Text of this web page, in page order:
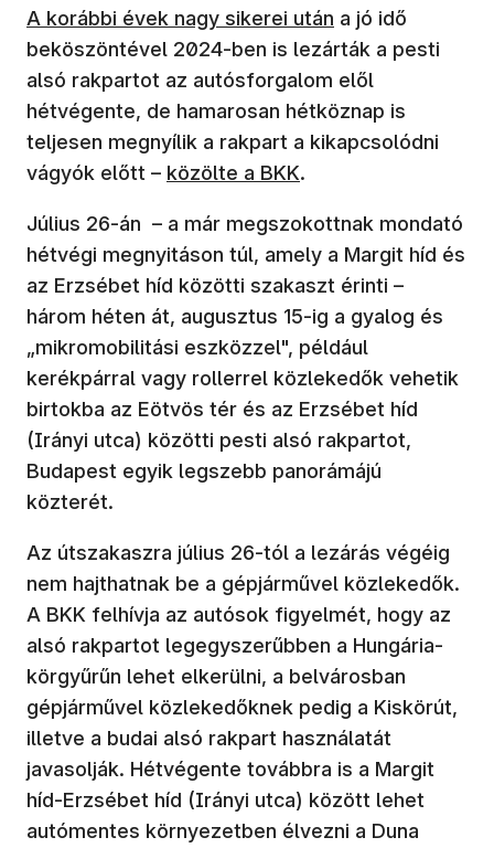
A korábbi évek nagy sikerei után a jó idő
beköszöntével 2024-ben is lezárták a pesti
alsó rakpartot az autósforgalom elől
hétvégente, de hamarosan hétköznap is
teljesen megnyílik a rakpart a kikapcsolódni
vágyók előtt – (új ablakban nyílik meg)
közölte a BKK.
Július 26-án – a már megszokottnak mondató
hétvégi megnyitáson túl, amely a Margit híd és
az Erzsébet híd közötti szakaszt érinti –
három héten át, augusztus 15-ig a gyalog és
„mikromobilitási eszközzel", például
kerékpárral vagy rollerrel közlekedők vehetik
birtokba az Eötvös tér és az Erzsébet híd
(Irányi utca) közötti pesti alsó rakpartot,
Budapest egyik legszebb panorámájú
közterét.
Az útszakaszra július 26-tól a lezárás végéig
nem hajthatnak be a gépjárművel közlekedők.
A BKK felhívja az autósok figyelmét, hogy az
alsó rakpartot legegyszerűbben a Hungária-
körgyűrűn lehet elkerülni, a belvárosban
gépjárművel közlekedőknek pedig a Kiskörút,
illetve a budai alsó rakpart használatát
javasolják. Hétvégente továbbra is a Margit
híd-Erzsébet híd (Irányi utca) között lehet
autómentes környezetben élvezni a Duna